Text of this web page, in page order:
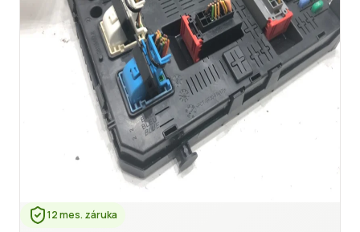
12 mes. záruka